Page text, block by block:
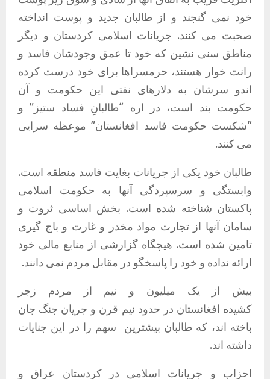
خود نمی گنجند و از طالبان جدید و پوست انداخته
صحبت می کنند. جریانات اسلامی کردستان و دیگر
مناطق سنی نشین که خود تا عمق وجودشان فاسد و
رانت خوار هستند، حرمسراها برای خود درست کرده
اندو سرشان به دلارهای نفتی این حکومت و آن
حکومت بند است، در اره “طالبانِ فساد ستیز” و
“شکست حکومت فاسد افغانستان” موعظه سرایی
می کنند.
طالبان خود یکی از جریانات بغایت فاسد منطقه است.
وابستگی و سرسپردگی آنها به حکومت اسلامی
پاکستان شناخته شده است. بخش اساسی ثروت و
سامان آنها از تجارت مواد مخدر و غارت و باج گیری
تامین شده است. هیچگاه گزارشی از منابع مالی خود
ارائه نداده و خود را پاسخگو در مقابل مردم نمی دانند.
بیش از یک میلیون و نیم از مردم زجر
کشیده افغانستان در حدود نیم قرن و جریان جنگ جان
باخته اند، که طالبان بیشترین
سهم را در این جنایات
داشته اند.
احزاب و جریانات اسلامی در کردستان عراق و